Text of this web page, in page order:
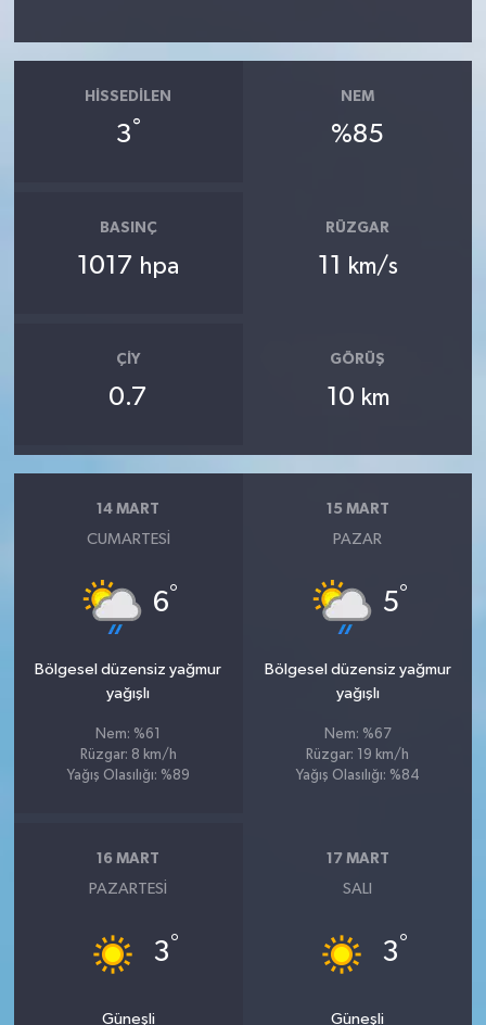
HISSEDILEN
3°
NEM
%85
BASINÇ
1017 hpa
RÜZGAR
11 km/s
ÇIY
0.7
GÖRÜŞ
10 km
14 MART
CUMARTESI
6°
Bölgesel düzensiz yağmur
yağışlı
Nem: %61
Rüzgar: 8 km/h
Yağış Olasılığı: %89
15 MART
PAZAR
5°
Bölgesel düzensiz yağmur
yağışlı
Nem: %67
Rüzgar: 19 km/h
Yağış Olasılığı: %84
16 MART
PAZARTESI
3°
Güneşli
17 MART
SALI
3°
Güneşli